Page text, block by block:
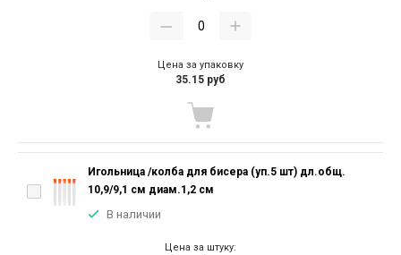
Цена за упаковку
35.15 руб
Игольница /колба для бисера (уп.5 шт) дл.общ.
10,9/9,1 см диам.1,2 см
В наличии
Цена за штуку: